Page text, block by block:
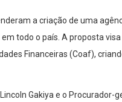
a criação de uma
todo o país. A proposta
Financeiras (Coaf),
Gakiya e o Procurador-